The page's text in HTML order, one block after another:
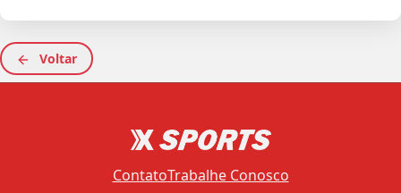
Voltar
ContatoTrabalhe Conosco